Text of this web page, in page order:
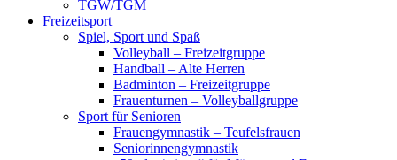
TGW/TGM
Freizeitsport
Spiel, Sport und Spaß
Volleyball – Freizeitgruppe
Handball – Alte Herren
Badminton – Freizeitgruppe
Frauenturnen – Volleyballgruppe
Sport für Senioren
Frauengymnastik – Teufelsfrauen
Seniorinnengymnastik